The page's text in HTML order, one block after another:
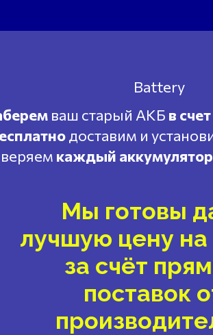
ваш старый АКБ в
доставим и
каждый аккумулятор
Мы готовы
лучшую цену
за счёт
поставок